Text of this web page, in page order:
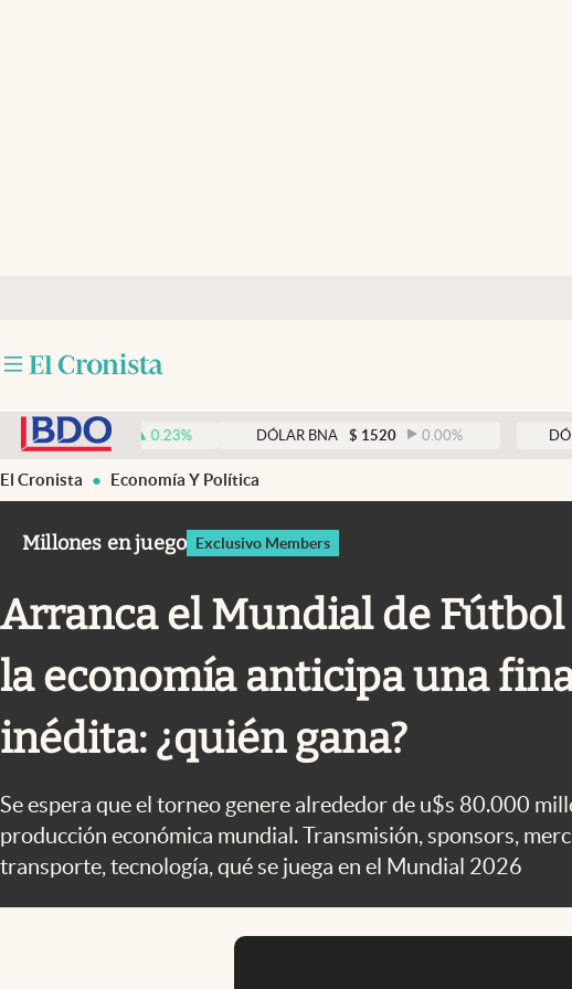
Otras secciones
Infotechnology
Clase
Mundial 2026
Eventos Corporativos
El Cronista Studio
Mediakit
abre en nueva pestaña
1521,52 0.23 DÓLAR BNA $ 1520 0.00 % DÓLAR
El Cronista Economía Y Política
Millones en juego Exclusivo Members
Arranca el Mundial de Fútbol
la economía anticipa una
inédita: ¿quién gana?
Se espera que el torneo genere alrededor de u$s 80.000
producción económica mundial. Transmisión, sponsors,
transporte, tecnología, qué se juega en el Mundial 2026